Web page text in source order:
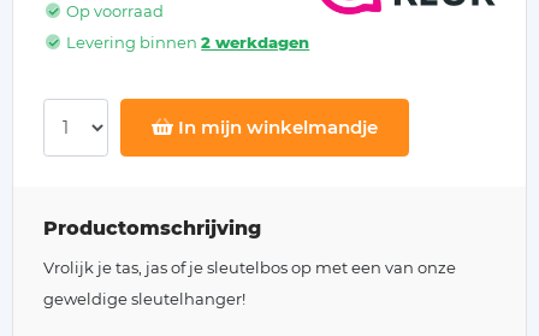
Op voorraad
Levering binnen2 werkdagen
In mijn winkelmandje
Productomschrijving
Vrolijk je tas, jas of je sleutelbos op met een van onze
geweldige sleutelhanger!